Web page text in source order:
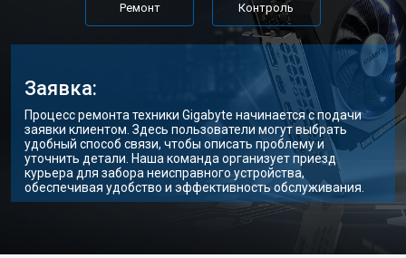
Ремонт Контроль
Заявка:
Процесс ремонта техники Gigabyte начинается с подачи
заявки клиентом. Здесь пользователи могут выбрать
удобный способ связи, чтобы описать проблему и
уточнить детали. Наша команда организует приезд
курьера для забора неисправного устройства,
обеспечивая удобство и эффективность обслуживания.